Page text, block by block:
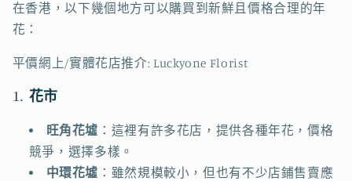
在香港，以下幾個地方可以購買到新鮮且價格合理的年
花：
平價網上/實體花店推介: Luckyone Florist
1. 花市
旺角花墟 ：這裡有許多花店，提供各種年花，價格
競爭，選擇多樣。
中環花墟 ：雖然規模較小，但也有不少店鋪售賣應